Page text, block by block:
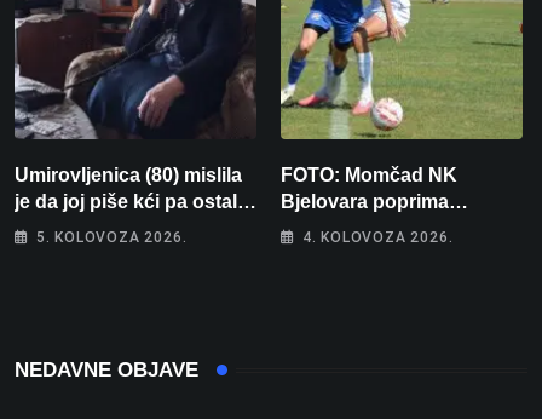
Umirovljenica (80) mislila
je da joj piše kći pa ostala
bez 1000 eura
5. KOLOVOZA 2026.
FOTO: Momčad NK
Bjelovara poprima
jesenski izgled
4. KOLOVOZA 2026.
NEDAVNE OBJAVE